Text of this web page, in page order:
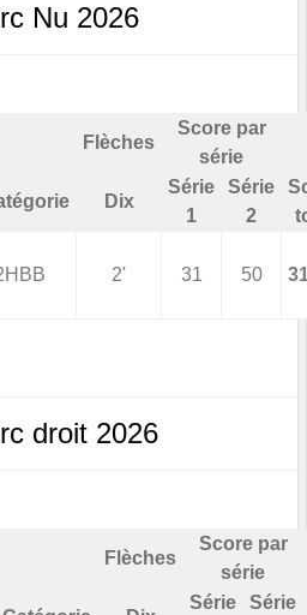
Nu 2026
Flèches
Score par
série
Dix
Série
1
Série
2
2' 31 50
droit 2026
Flèches
Score par
série
Série
Série